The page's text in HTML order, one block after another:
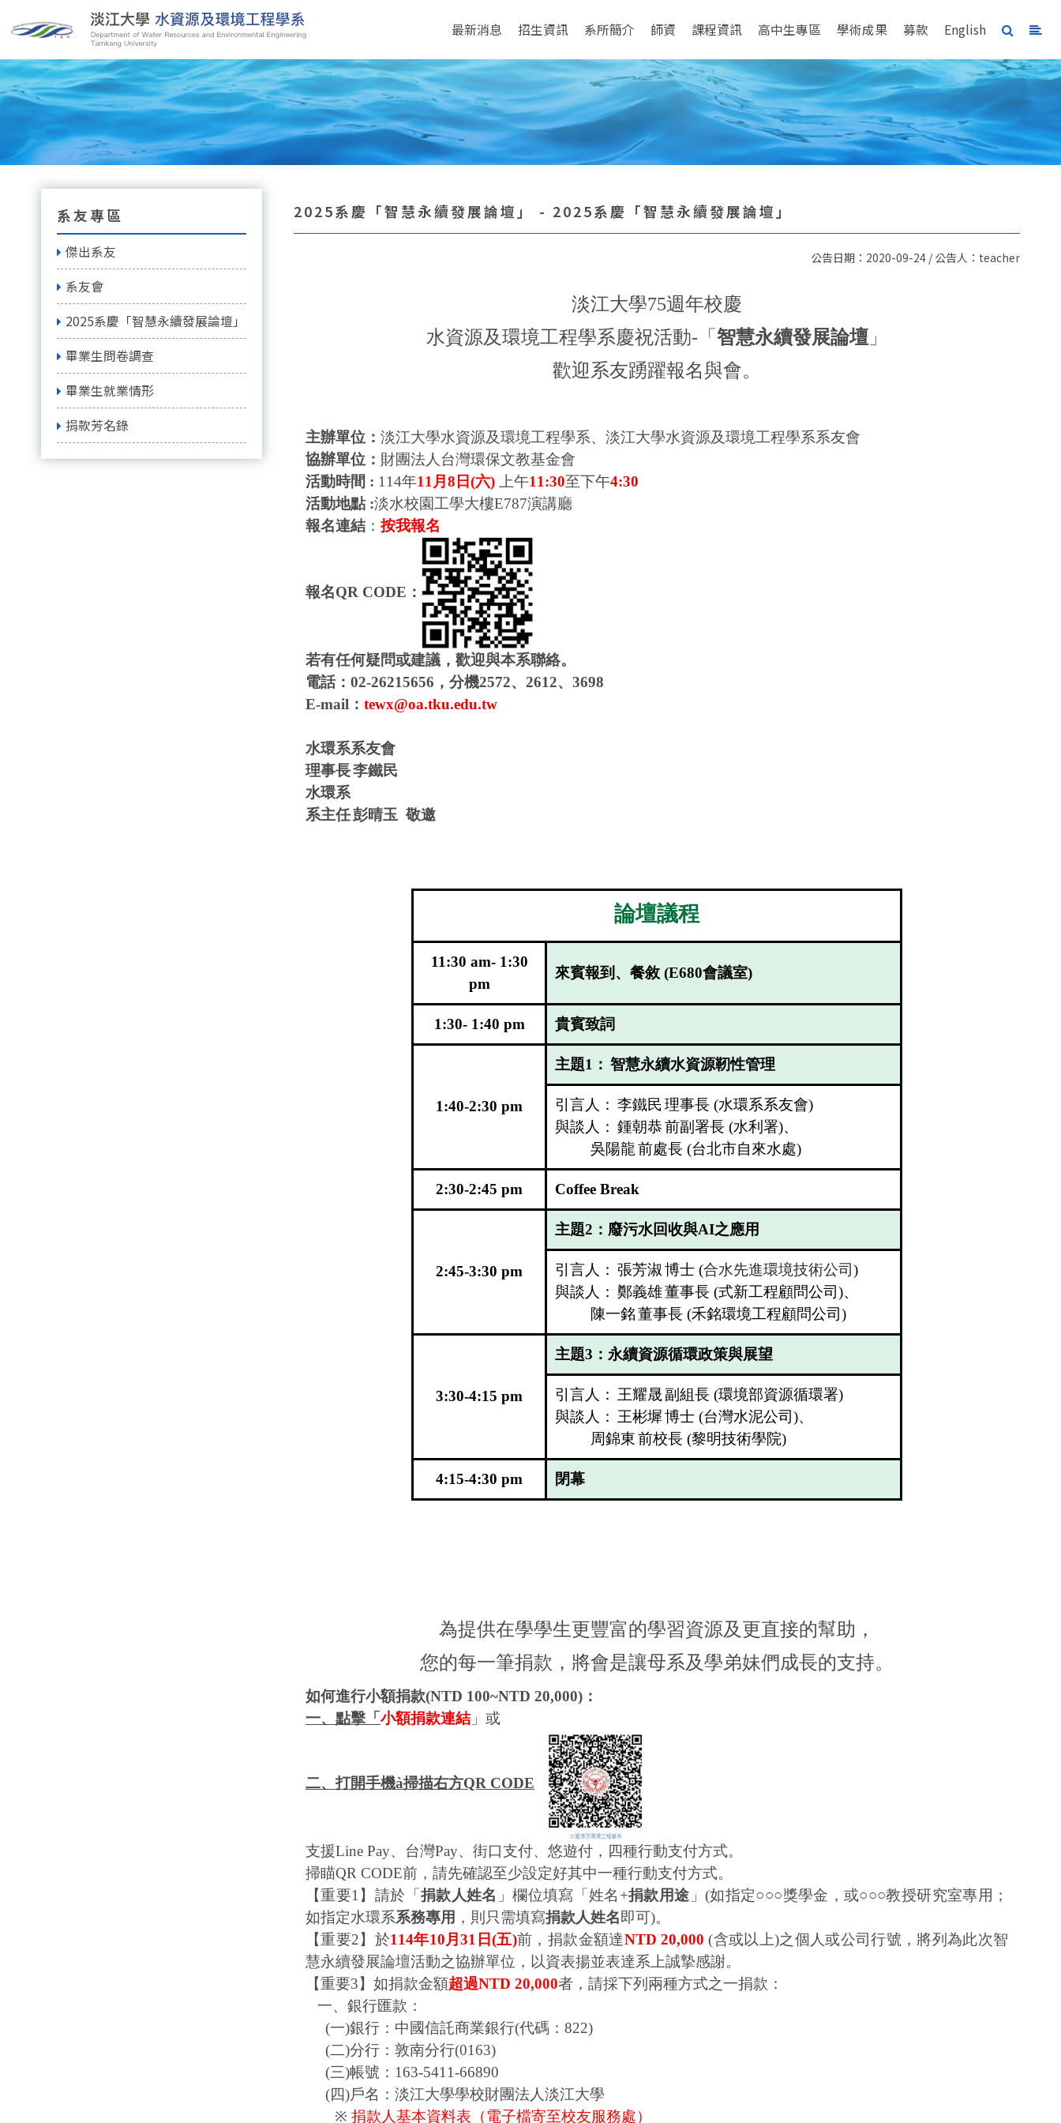
最新消息 招生資訊 系所簡介 師資 課程資訊 高中生專區 學術成果 募款 English
系友專區
傑出系友
系友會
2025系慶「智慧永續發展論壇」
畢業生問卷調查
畢業生就業情形
捐款芳名錄
2025系慶「智慧永續發展論壇」 - 2025系慶「智慧永續發展論壇」
公告日期：2020-09-24 / 公告人：teacher
淡江大學75週年校慶
水資源及環境工程學系慶祝活動- 「 智慧永續發展論壇 」
歡迎系友踴躍報名與會。
主辦單位： 淡江大學水資源及環境工程學系、淡江大學水資源及環境工程學系系友會
協辦單位： 財團法人台灣環保文教基金會
活動時間 : 114年11月 8 日(六) 上午11:30至下午4:30
活動地點 :淡水校園工學大樓E787演講廳
報名連結 ： 按我報名
報名QR CODE ：
若有任何疑問或建議，歡迎與本系聯絡。
電話： 02-26215656 ，分機2572、 2612、 3698
E-mail ： tewx@oa.tku.edu.tw
水環系系友會
理事長李鐵民
水環系
系主任彭晴玉 敬邀
論壇議程
11:30 am- 1:30
pm
來賓報到、餐敘 (E680會議室)
1:30- 1:40 pm 貴賓致詞
1:40-2:30 pm
主題1 ： 智慧永續水資源靭性管理
引言人： 李鐵民理事長 (水環系系友會)
與談人： 鍾朝恭前副署長 (水利署)、
吳陽龍前處長 (台北市自來水處)
2:30-2:45 pm Coffee Break
2:45-3:30 pm
主題2 ：廢污水回收與AI之應用
引言人： 張芳淑博士 (合水先進環境技術公司)
與談人： 鄭義雄董事長 (式新工程顧問公司)、
陳一銘董事長 (禾銘環境工程顧問公司)
3:30-4:15 pm
主題3 ：永續資源循環政策與展望
引言人： 王耀晟副組長 (環境部資源循環署)
與談人： 王彬墀博士 (台灣水泥公司)、
周錦東前校長 (黎明技術學院)
4:15-4:30 pm 閉幕
為提供在學學生更豐富的學習資源及更直接的幫助，
您的每一筆捐款，將會是讓母系及學弟妹們成長的支持。
如何進行小額捐款(NTD 100~NTD 20,000) ：
一、點擊「 小額捐款連結 」或
二、打開手機à掃描右方QR CODE
支援Line Pay、台灣Pay、街口支付、悠遊付，四種行動支付方式。
掃瞄QR CODE前，請先確認至少設定好其中一種行動支付方式。
【重要1】請於「 捐款人姓名 」欄位填寫「姓名 +捐款用途 」 (如指定○○○獎學金，或○○○教授研究室專用；
如指定水環系系務專用 ，則只需填寫捐款人姓名即可)。
【重要2】於114年10月31 日(五)前，捐款金額達NTD 20,000(含或以上)之個人或公司行號，將列為此次智
慧永續發展論壇活動之協辦單位，以資表揚並表達系上誠摯感謝。
【重要3】如捐款金額超過NTD 20,000者，請採下列兩種方式之一捐款：
一、銀行匯款：
(一)銀行：中國信託商業銀行(代碼： 822)
(二)分行：敦南分行(0163)
(三)帳號： 163-5411-66890
(四)戶名：淡江大學學校財團法人淡江大學
※捐款人基本資料表 （ 電子檔寄至校友服務處）